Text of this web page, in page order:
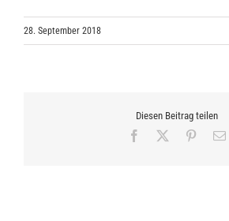
28. September 2018
Diesen Beitrag teilen
Facebook